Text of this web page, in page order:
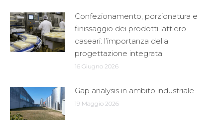
Confezionamento, porzionatura e
finissaggio dei prodotti lattiero
caseari: l’importanza della
progettazione integrata
16 Giugno 2026
Gap analysis in ambito industriale
19 Maggio 2026